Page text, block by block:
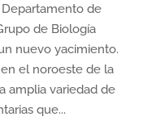
de
de Biología
nuevo yacimiento.
el noroeste de la
amplia variedad de
que...